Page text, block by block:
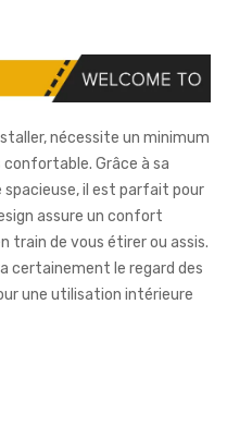
nécessite un minimum
Grâce à sa
il est parfait pour
assure un confort
train de vous étirer ou assis.
certainement le regard des
une utilisation intérieure